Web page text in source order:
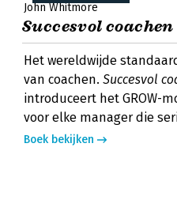
John Whitmore
Succesvol coachen
Het wereldwijde
van coachen. Succesvol
introduceert het GROW-
voor elke manager die
Boek bekijken